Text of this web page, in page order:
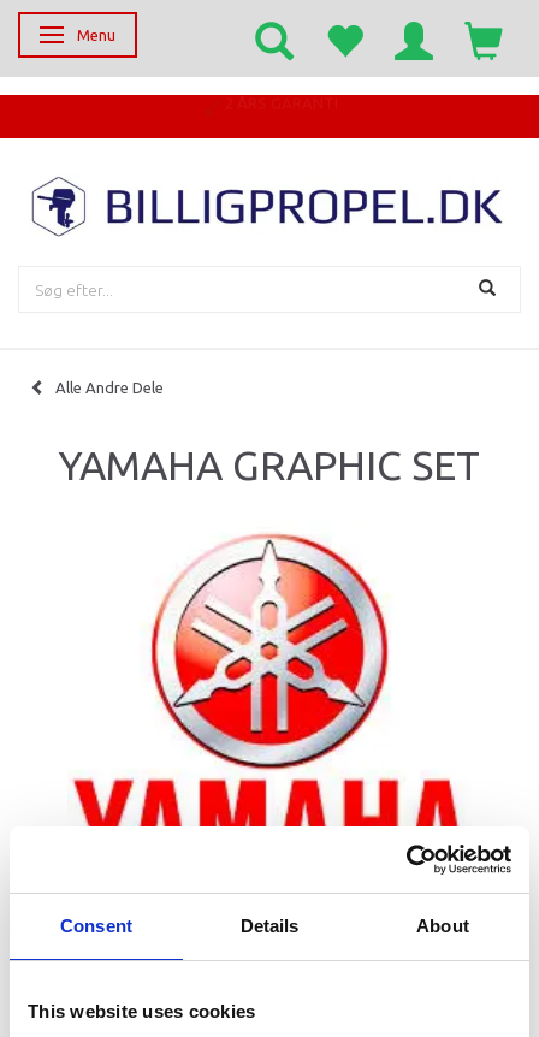
Consent Details About
This website uses cookies
Skifte navigation
Menu
Alle Andre Dele
YAMAHA GRAPHIC SET